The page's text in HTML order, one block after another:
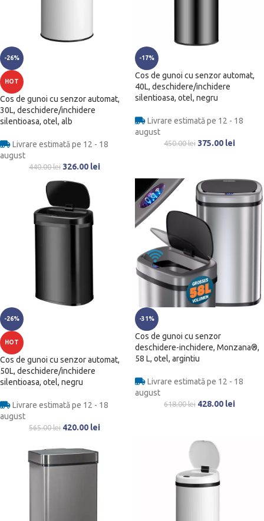
-26%
HOT
Cos de gunoi cu senzor automat,
30L, deschidere/inchidere
silentioasa, otel, alb
Livrare estimată pe 12 - 18
august
440.00lei 326.00 lei
-17%
Cos de gunoi cu senzor automat,
40L, deschidere/inchidere
silentioasa, otel, negru
Livrare estimată pe 12 - 18
august
450.00lei 375.00 lei
-26%
HOT
Cos de gunoi cu senzor automat,
50L, deschidere/inchidere
silentioasa, otel, negru
Livrare estimată pe 12 - 18
august
565.00lei 420.00 lei
-31%
Cos de gunoi cu senzor
deschidere-inchidere, Monzana®,
58 L, otel, argintiu
Livrare estimată pe 12 - 18
august
618.00lei 428.00 lei